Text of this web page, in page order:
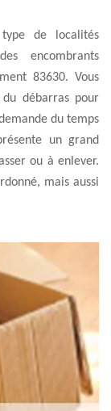
de localités
encombrants
83630. Vous
débarras pour
du temps
un grand
ou à enlever.
mais aussi